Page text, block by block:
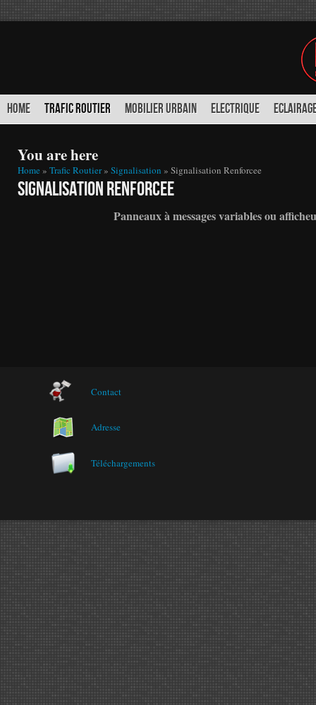
HOME TRAFIC ROUTIER MOBILIER URBAIN ELECTRIQUE
You are here
Home » Trafic Routier» Signalisation » Signalisation Renforcee
Signalisation Renforcee
Panneaux à messages variables ou
Contact
Adresse
Téléchargements